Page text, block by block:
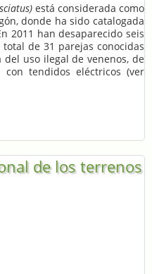
está considerada como
donde ha sido catalogada
2011 han desaparecido seis
de 31 parejas conocidas
del uso ilegal de venenos, de
tendidos eléctricos (ver
de los terrenos